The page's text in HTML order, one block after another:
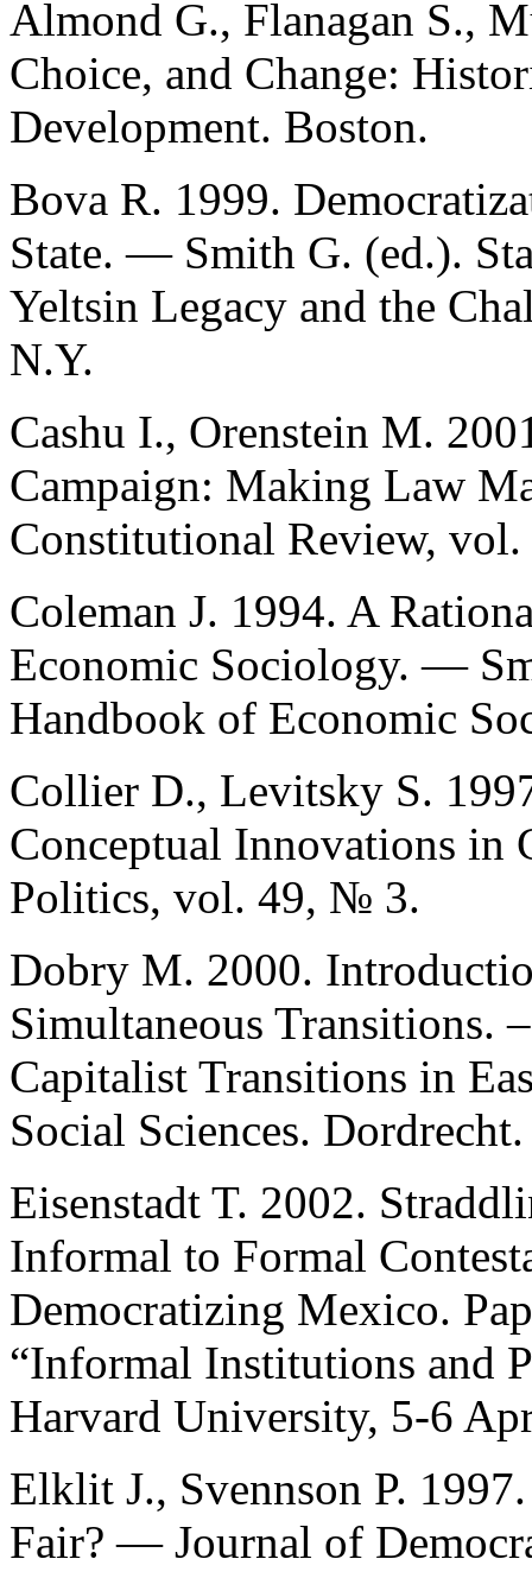
Almond G., Flanagan S.,
Choice, and Change:
Development. Boston.
Bova R. 1999.
State. — Smith G. (ed.).
Yeltsin Legacy and the
N.Y.
Cashu I., Orenstein M.
Campaign: Making Law
Constitutional Review,
Coleman J. 1994. A
Economic Sociology. —
Handbook of Economic
Collier D., Levitsky S.
Conceptual Innovations in
Politics, vol. 49, № 3.
Dobry M. 2000.
Simultaneous Transitions.
Capitalist Transitions in
Social Sciences. Dordrecht.
Eisenstadt T. 2002.
Informal to Formal
Democratizing Mexico.
“Informal Institutions and
Harvard University, 5-6
Elklit J., Svennson P.
Fair? — Journal of